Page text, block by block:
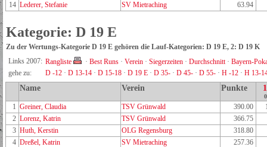
14 Lederer, Stefanie SV Mietraching 63.94
Kategorie: D 19 E
Zu der Wertungs-Kategorie D 19 E gehören die Lauf-Kategorien: D 19 E, 2: D 19 K
Links 2007: Rangliste · Best Runs · Verein · Siegerzeiten · Durchschnitt· Bayern-
gehe zu:
D -12 · D 13-14 · D 15-18 · D 19 E · D 35- · D 45- · D 55- · H -12 · H 13-
Name Verein Punkte
1 Greiner, Claudia TSV Grünwald 390.00
2 Lorenz, Katrin TSV Grünwald
366.75
3 Huth, Kerstin OLG Regensburg
318.80
4 Dreßel, Katrin SV Mietraching
257.36